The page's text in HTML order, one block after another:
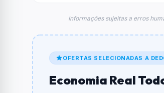
O código é
GOOJDCEWF
De quanto é o desconto?
O valor minimo de compra é
Informações sujeitas a erros
OFERTAS SELECIONADAS A
Economia Real